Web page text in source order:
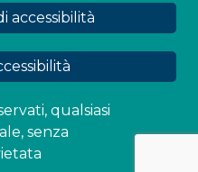
accessibilità
qualsiasi
senza